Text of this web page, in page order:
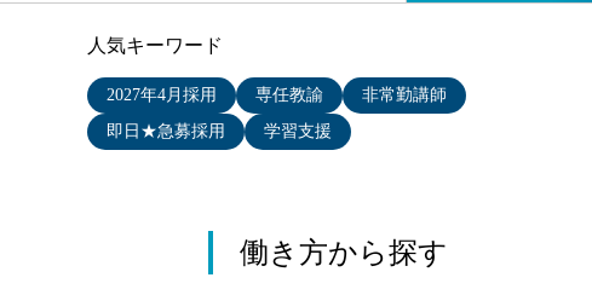
ICT支援員
学童スタッフ
人気キーワード
2027年4月採用 専任教諭
非常勤講師
即日★急募採用
学習支援
働き方から探す